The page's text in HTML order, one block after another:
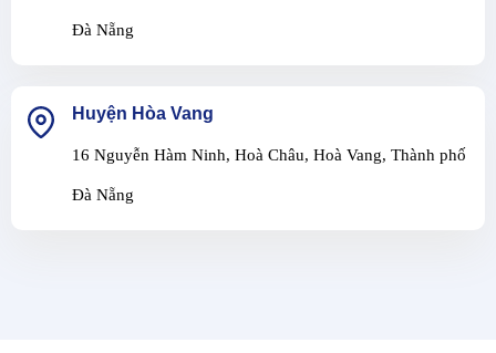
Đà Nẵng
Huyện Hòa Vang
16 Nguyễn Hàm Ninh, Hoà Châu, Hoà Vang, Thành phố
Đà Nẵng